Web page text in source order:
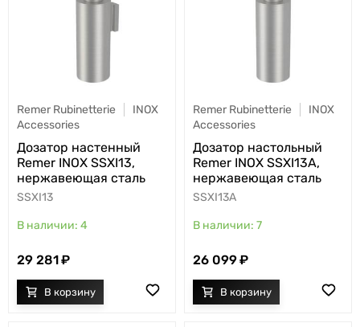
Remer Rubinetterie
INOX
Accessories
Дозатор настенный
Remer INOX SSXI13,
нержавеющая сталь
SSXI13
4
29 281
Remer Rubinetterie
INOX
Accessories
Дозатор настольный
Remer INOX SSXI13A,
нержавеющая сталь
SSXI13A
7
26 099